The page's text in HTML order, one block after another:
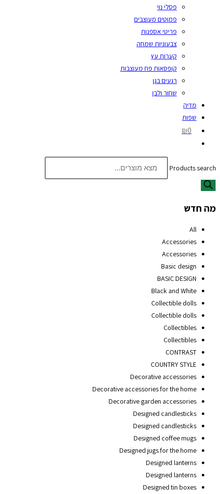
פסלי נוי
פמוטים מעוצבים
פריטי אספנות
צבעוניות שמחה
קערות עץ
קופסאות פח מעוצבות
רגעים בגן
שחור ולבן
מדיה
שפות
₪0
Products search
מה חדש
All
Accessories
Accessories
Basic design
BASIC DESIGN
Black and White
Collectible dolls
Collectible dolls
Collectibles
Collectibles
CONTRAST
COUNTRY STYLE
Decorative accessories
Decorative accessories for the home
Decorative garden accessories
Designed candlesticks
Designed candlesticks
Designed coffee mugs
Designed jugs for the home
Designed lanterns
Designed lanterns
Designed tin boxes